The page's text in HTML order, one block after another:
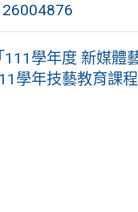
111學年度 新媒
學年技藝教育課